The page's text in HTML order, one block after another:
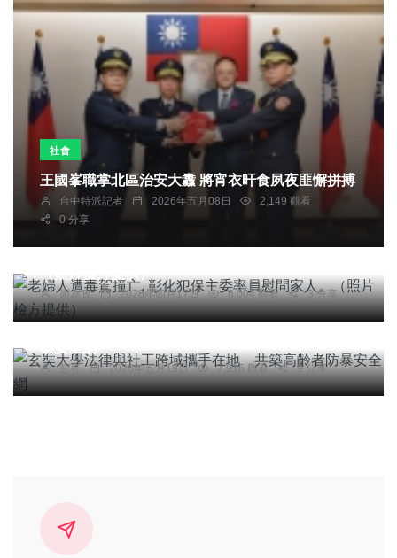
社會
王國峯職掌北區治安大纛 將宵衣旰食夙夜匪懈拼搏
台中特派記者 2026年五月08日
2,149 觀看
0 分享
社會
老婦人遭毒駕撞亡, 彰化犯保主委率員慰問家人。
周為政 2026年四月17日 8,004 觀看 3 分享
頭條 綜合新聞 健康
玄奘大學法律與社工跨域攜手在地 共築高齡者防
彭可 2026年五月19日 7,916 觀看 9 分享